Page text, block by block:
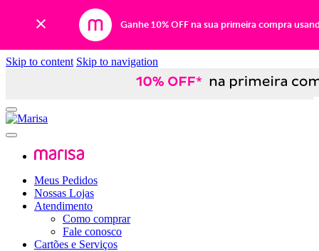
Ganhe 10% OFF na sua primeira compra
Skip to content Skip to navigation
Meus Pedidos
Nossas Lojas
Atendimento
Como comprar
Fale conosco
Cartões e Serviços